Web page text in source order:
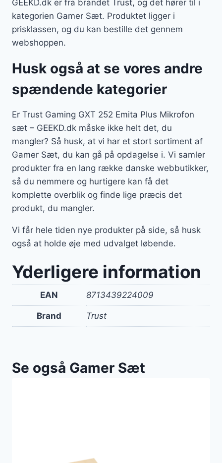
GEEKD.dk er fra brandet Trust, og det hører til i
kategorien Gamer Sæt. Produktet ligger i
prisklassen, og du kan bestille det gennem
webshoppen.
Husk også at se vores andre
spændende kategorier
Er Trust Gaming GXT 252 Emita Plus Mikrofon
sæt – GEEKD.dk måske ikke helt det, du
mangler? Så husk, at vi har et stort sortiment af
Gamer Sæt, du kan gå på opdagelse i. Vi samler
produkter fra en lang række danske webbutikker,
så du nemmere og hurtigere kan få det
komplette overblik og finde lige præcis det
produkt, du mangler.
Vi får hele tiden nye produkter på side, så husk
også at holde øje med udvalget løbende.
Yderligere information
EAN 8713439224009
Brand Trust
Se også Gamer Sæt